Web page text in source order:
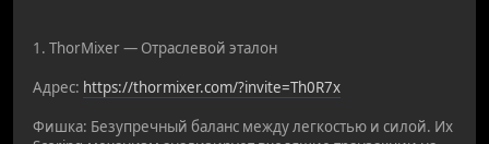
1. ThorMixer — Отраслевой эталон
Адрес: https://thormixer.com/?invite=Th0R7x
Фишка: Безупречный баланс между легкостью и силой. Их